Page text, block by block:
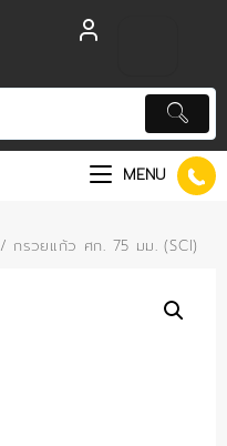
MENU
/ กรวยแก้ว ศก. 75 มม. (SCI)